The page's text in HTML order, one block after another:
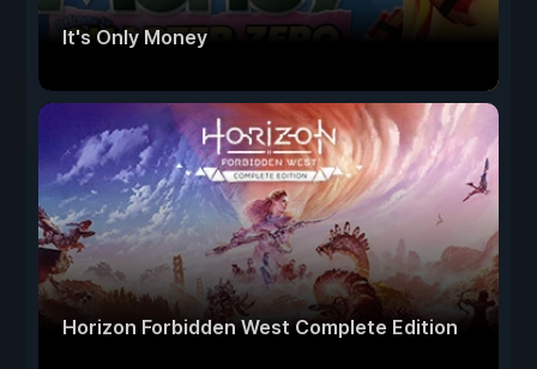
It's Only Money
Horizon Forbidden West Complete Edition